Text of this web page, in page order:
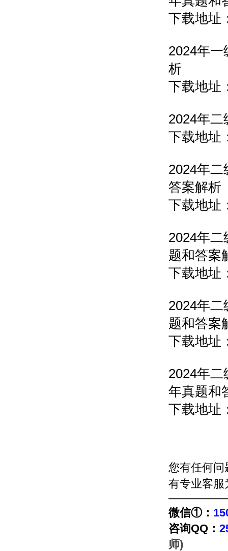
下载地址
2024年
析
下载地址
2024年
下载地址
2024年
答案解
下载地址
2024年
题和答
下载地址
2024年
题和答
下载地址
2024年
年真题
下载地址
您有任何问
有专业客服
微信①：
咨询QQ：
师)